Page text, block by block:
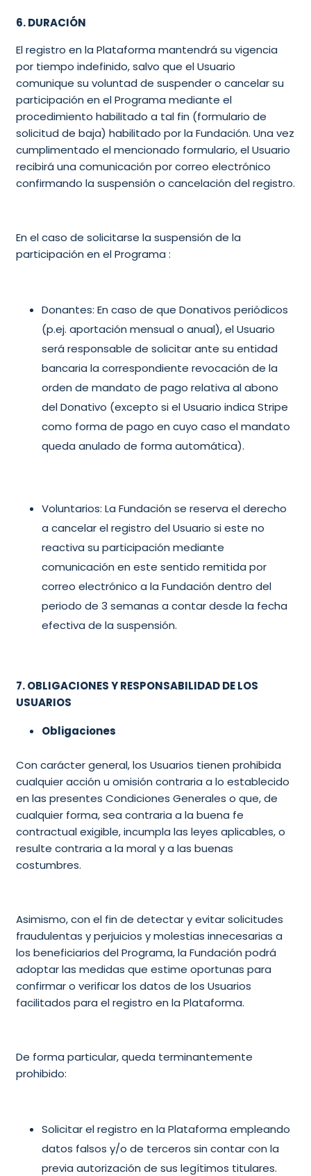
6. DURACIÓN
El registro en la Plataforma mantendrá su vigencia
por tiempo indefinido, salvo que el Usuario
comunique su voluntad de suspender o cancelar su
participación en el Programa mediante el
procedimiento habilitado a tal fin (formulario de
solicitud de baja) habilitado por la Fundación. Una vez
cumplimentado el mencionado formulario, el Usuario
recibirá una comunicación por correo electrónico
confirmando la suspensión o cancelación del registro.
En el caso de solicitarse la suspensión de la
participación en el Programa :
Donantes: En caso de que Donativos periódicos
(p.ej. aportación mensual o anual), el Usuario
será responsable de solicitar ante su entidad
bancaria la correspondiente revocación de la
orden de mandato de pago relativa al abono
del Donativo (excepto si el Usuario indica Stripe
como forma de pago en cuyo caso el mandato
queda anulado de forma automática).
Voluntarios: La Fundación se reserva el derecho
a cancelar el registro del Usuario si este no
reactiva su participación mediante
comunicación en este sentido remitida por
correo electrónico a la Fundación dentro del
periodo de 3 semanas a contar desde la fecha
efectiva de la suspensión.
7. OBLIGACIONES Y RESPONSABILIDAD DE LOS
USUARIOS
Obligaciones
Con carácter general, los Usuarios tienen prohibida
cualquier acción u omisión contraria a lo establecido
en las presentes Condiciones Generales o que, de
cualquier forma, sea contraria a la buena fe
contractual exigible, incumpla las leyes aplicables, o
resulte contraria a la moral y a las buenas
costumbres.
Asimismo, con el fin de detectar y evitar solicitudes
fraudulentas y perjuicios y molestias innecesarias a
los beneficiarios del Programa, la Fundación podrá
adoptar las medidas que estime oportunas para
confirmar o verificar los datos de los Usuarios
facilitados para el registro en la Plataforma.
De forma particular, queda terminantemente
prohibido:
Solicitar el registro en la Plataforma empleando
datos falsos y/o de terceros sin contar con la
previa autorización de sus legítimos titulares.